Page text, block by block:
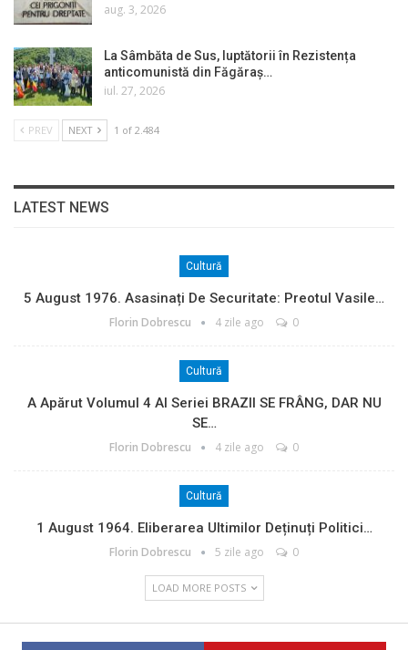
aug. 3, 2026
La Sâmbăta de Sus, luptătorii în Rezistența
anticomunistă din Făgăraș…
iul. 27, 2026
PREV NEXT 1 of 2.484
LATEST NEWS
Cultură
5 August 1976. Asasinați De Securitate: Preotul Vasile…
Florin Dobrescu 4 zile ago 0
Cultură
A Apărut Volumul 4 Al Seriei BRAZII SE FRÂNG, DAR NU
SE…
Florin Dobrescu 4 zile ago 0
Cultură
1 August 1964. Eliberarea Ultimilor Deținuți Politici…
Florin Dobrescu 5 zile ago 0
LOAD MORE POSTS